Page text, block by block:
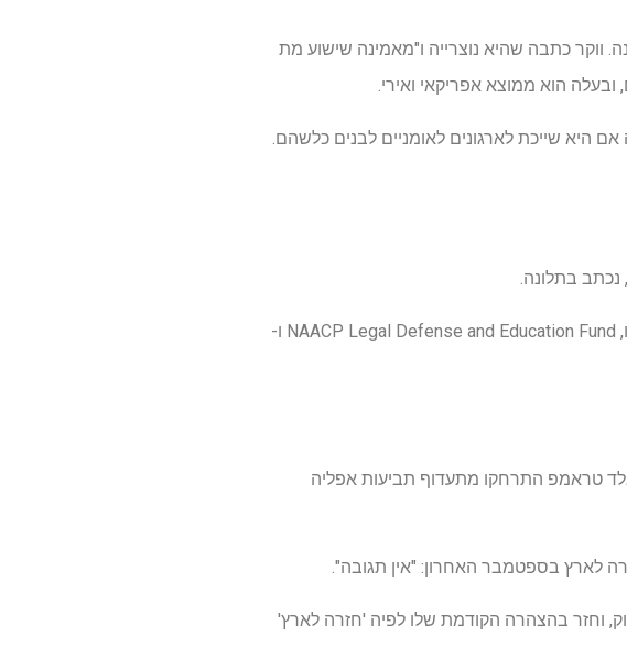
כתבה שהיא נוצרייה ו"מאמינה שישוע מת
הוא ממוצא אפריקאי ואירי.
היא שייכת לארגונים לאומניים לבנים כלשהם.
לא ניתן היה להשיג מיד את תגובתו של ווקר ועורכי דינה. הסיוע המשפטי של ארקנסו, NAACP Legal Defense and Education Fund ו-
טראמפ התרחקו מתעדוף תביעות אפליה
לארץ בספטמבר האחרון: "אין תגובה".
וחזר בהצהרה הקודמת שלו לפיה 'חזרה לארץ'